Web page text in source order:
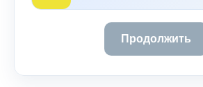
Продолжить